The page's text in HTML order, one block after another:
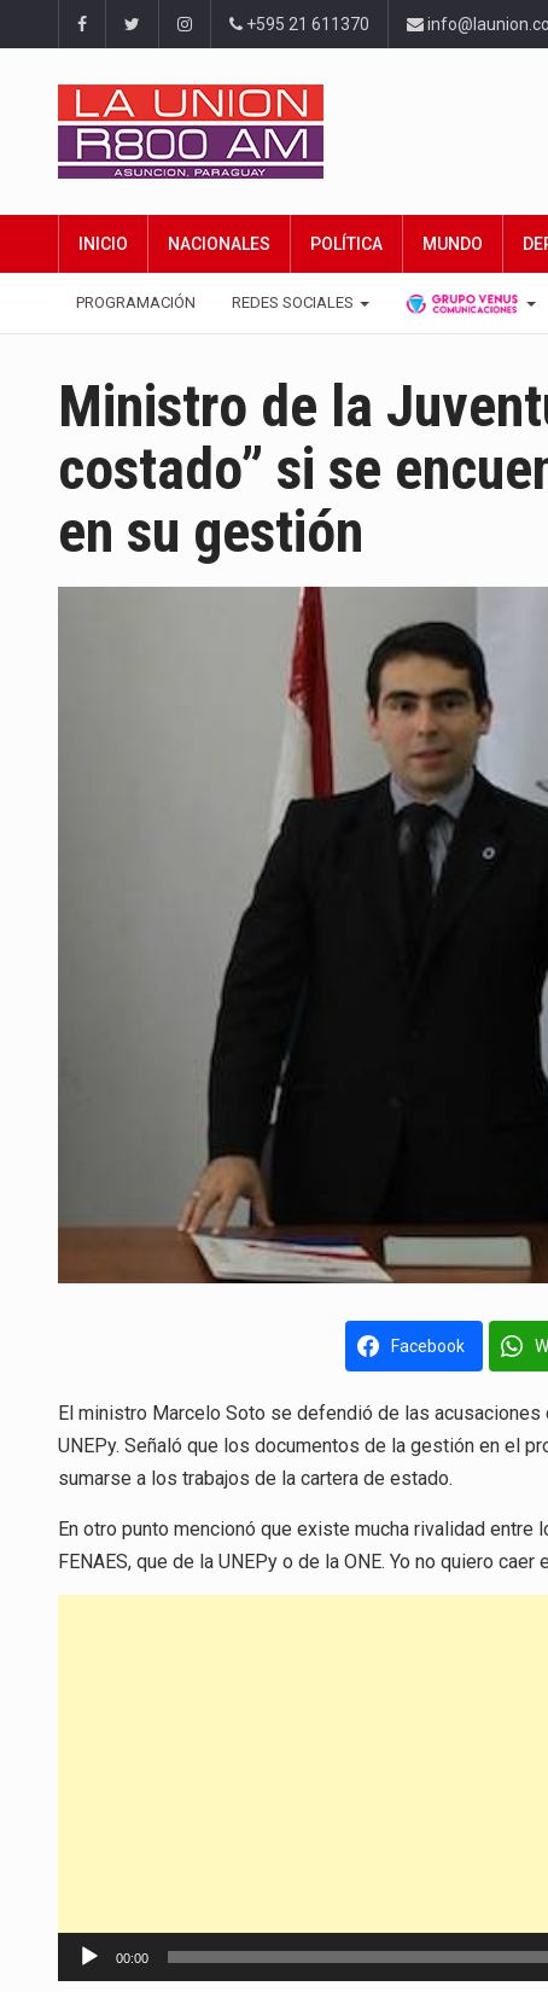
+595 21 611370
INICIO NACIONALES POLÍTICA MUNDO
PROGRAMACIÓN REDES SOCIALES
Ministro de la
costado” si se
en su gestión
Facebook
El ministro Marcelo Soto se defendió de las
UNEPy. Señaló que los documentos de la gestión en el
sumarse a los trabajos de la cartera de estado.
En otro punto mencionó que existe mucha rivalidad
FENAES, que de la UNEPy o de la ONE. Yo no quiero
Reproductor
de
00:00